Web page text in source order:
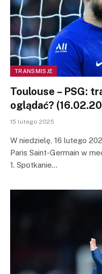
TRANSMISJE
Toulouse – PSG:
oglądać?
15 lutego 2025
W niedzielę, 16 lutego
Paris Saint-Germain w
1. Spotkanie…